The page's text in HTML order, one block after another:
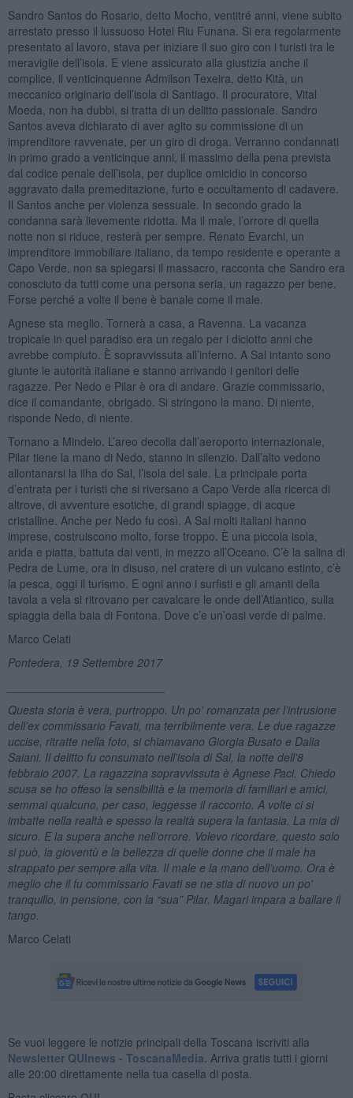
Sandro Santos do Rosario, detto Mocho, ventitré anni, viene subito
arrestato presso il lussuoso Hotel Riu Funana. Si era regolarmente
presentato al lavoro, stava per iniziare il suo giro con i turisti tra le
meraviglie dell’isola. E viene assicurato alla giustizia anche il
complice, il venticinquenne Admilson Texeira, detto Kità, un
meccanico originario dell’isola di Santiago. Il procuratore, Vital
Moeda, non ha dubbi, si tratta di un delitto passionale. Sandro
Santos aveva dichiarato di aver agito su commissione di un
imprenditore ravvenate, per un giro di droga. Verranno condannati
in primo grado a venticinque anni, il massimo della pena prevista
dal codice penale dell’isola, per duplice omicidio in concorso
aggravato dalla premeditazione, furto e occultamento di cadavere.
Il Santos anche per violenza sessuale. In secondo grado la
condanna sarà lievemente ridotta. Ma il male, l’orrore di quella
notte non si riduce, resterà per sempre. Renato Evarchi, un
imprenditore immobiliare italiano, da tempo residente e operante a
Capo Verde, non sa spiegarsi il massacro, racconta che Sandro era
conosciuto da tutti come una persona seria, un ragazzo per bene.
Forse perché a volte il bene è banale come il male.
Agnese sta meglio. Tornerà a casa, a Ravenna. La vacanza
tropicale in quel paradiso era un regalo per i diciotto anni che
avrebbe compiuto. È sopravvissuta all’inferno. A Sal intanto sono
giunte le autorità italiane e stanno arrivando i genitori delle
ragazze. Per Nedo e Pilar è ora di andare. Grazie commissario,
dice il comandante, obrigado. Si stringono la mano. Di niente,
risponde Nedo, di niente.
Tornano a Mindelo. L’areo decolla dall’aeroporto internazionale,
Pilar tiene la mano di Nedo, stanno in silenzio. Dall’alto vedono
allontanarsi la ilha do Sal, l’isola del sale. La principale porta
d’entrata per i turisti che si riversano a Capo Verde alla ricerca di
altrove, di avventure esotiche, di grandi spiagge, di acque
cristalline. Anche per Nedo fu così. A Sal molti italiani hanno
imprese, costruiscono molto, forse troppo. È una piccola isola,
arida e piatta, battuta dai venti, in mezzo all’Oceano. C’è la salina di
Pedra de Lume, ora in disuso, nel cratere di un vulcano estinto, c’è
la pesca, oggi il turismo. E ogni anno i surfisti e gli amanti della
tavola a vela si ritrovano per cavalcare le onde dell’Atlantico, sulla
spiaggia della baia di Fontona. Dove c’e un’oasi verde di palme.
Marco Celati
Pontedera, 19 Settembre 2017
Questa storia è vera, purtroppo. Un po' romanzata per l’intrusione
dell’ex commissario Favati, ma terribilmente vera. Le due ragazze
uccise, ritratte nella foto, si chiamavano Giorgia Busato e Dalia
Saiani. Il delitto fu consumato nell’isola di Sal, la notte dell’8
febbraio 2007. La ragazzina sopravvissuta è Agnese Paci. Chiedo
scusa se ho offeso la sensibilità e la memoria di familiari e amici,
semmai qualcuno, per caso, leggesse il racconto. A volte ci si
imbatte nella realtà e spesso la realtà supera la fantasia. La mia di
sicuro. E la supera anche nell’orrore. Volevo ricordare, questo solo
si può, la gioventù e la bellezza di quelle donne che il male ha
strappato per sempre alla vita. Il male e la mano dell’uomo. Ora è
meglio che il fu commissario Favati se ne stia di nuovo un po'
tranquillo, in pensione, con la “sua” Pilar. Magari impara a ballare il
tango.
Marco Celati
Se vuoi leggere le notizie principali della Toscana iscriviti alla
Newsletter QUInews - ToscanaMedia. Arriva gratis tutti i giorni
alle 20:00 direttamente nella tua casella di posta.